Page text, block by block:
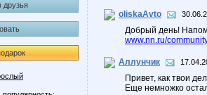
друзья
oliskaAvto
Добрый день!
www.nn.ru/
Аллунчик
Привет, как твои
Еще немножко